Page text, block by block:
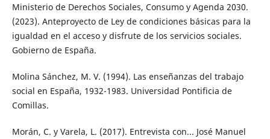
Ministerio de Derechos Sociales, Consumo y Agenda 2030.
(2023). Anteproyecto de Ley de condiciones básicas para la
igualdad en el acceso y disfrute de los servicios sociales.
Gobierno de España.
Molina Sánchez, M. V. (1994). Las enseñanzas del trabajo
social en España, 1932-1983. Universidad Pontificia de
Comillas.
Morán, C. y Varela, L. (2017). Entrevista con... José Manuel